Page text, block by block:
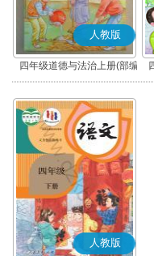
人教版
四年级道德与法治上册(部编
版)
人教版